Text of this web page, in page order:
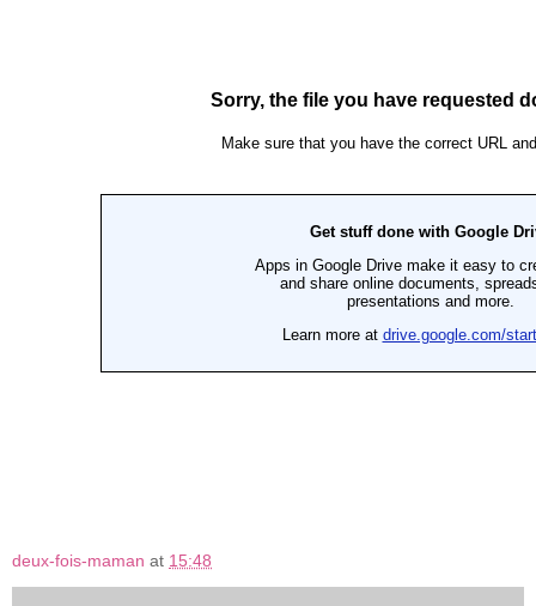
deux-fois-maman at 15:48